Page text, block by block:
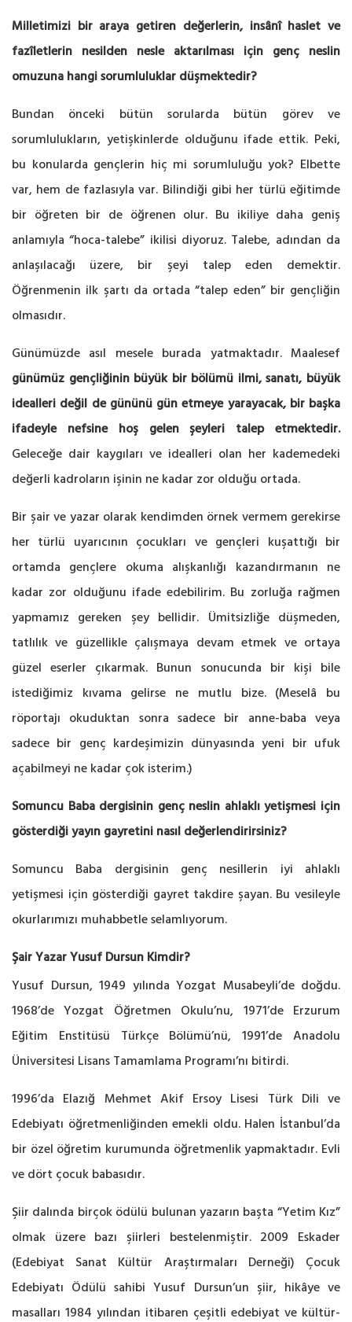
Milletimizi bir araya getiren değerlerin, insânî haslet ve
fazîletlerin nesilden nesle aktarılması için genç neslin
omuzuna hangi sorumluluklar düşmektedir?
Bundan önceki bütün sorularda bütün görev ve
sorumlulukların, yetişkinlerde olduğunu ifade ettik. Peki,
bu konularda gençlerin hiç mi sorumluluğu yok? Elbette
var, hem de fazlasıyla var. Bilindiği gibi her türlü eğitimde
bir öğreten bir de öğrenen olur. Bu ikiliye daha geniş
anlamıyla “hoca-talebe” ikilisi diyoruz. Talebe, adından da
anlaşılacağı üzere, bir şeyi talep eden demektir.
Öğrenmenin ilk şartı da ortada “talep eden” bir gençliğin
olmasıdır.
Günümüzde asıl mesele burada yatmaktadır. Maalesef
günümüz gençliğinin büyük bir bölümü ilmi, sanatı, büyük
idealleri değil de gününü gün etmeye yarayacak, bir başka
ifadeyle nefsine hoş gelen şeyleri talep etmektedir.
Geleceğe dair kaygıları ve idealleri olan her kademedeki
değerli kadroların işinin ne kadar zor olduğu ortada.
Bir şair ve yazar olarak kendimden örnek vermem gerekirse
her türlü uyarıcının çocukları ve gençleri kuşattığı bir
ortamda gençlere okuma alışkanlığı kazandırmanın ne
kadar zor olduğunu ifade edebilirim. Bu zorluğa rağmen
yapmamız gereken şey bellidir. Ümitsizliğe düşmeden,
tatlılık ve güzellikle çalışmaya devam etmek ve ortaya
güzel eserler çıkarmak. Bunun sonucunda bir kişi bile
istediğimiz kıvama gelirse ne mutlu bize. (Meselâ bu
röportajı okuduktan sonra sadece bir anne-baba veya
sadece bir genç kardeşimizin dünyasında yeni bir ufuk
açabilmeyi ne kadar çok isterim.)
Somuncu Baba dergisinin genç neslin ahlaklı yetişmesi için
gösterdiği yayın gayretini nasıl değerlendirirsiniz?
Somuncu Baba dergisinin genç nesillerin iyi ahlaklı
yetişmesi için gösterdiği gayret takdire şayan. Bu vesileyle
okurlarımızı muhabbetle selamlıyorum.
Şair Yazar Yusuf Dursun Kimdir?
Yusuf Dursun, 1949 yılında Yozgat Musabeyli’de doğdu.
1968’de Yozgat Öğretmen Okulu’nu, 1971’de Erzurum
Eğitim Enstitüsü Türkçe Bölümü’nü, 1991’de Anadolu
Üniversitesi Lisans Tamamlama Programı’nı bitirdi.
1996’da Elazığ Mehmet Akif Ersoy Lisesi Türk Dili ve
Edebiyatı öğretmenliğinden emekli oldu. Halen İstanbul’da
bir özel öğretim kurumunda öğretmenlik yapmaktadır. Evli
ve dört çocuk babasıdır.
Şiir dalında birçok ödülü bulunan yazarın başta “Yetim Kız”
olmak üzere bazı şiirleri bestelenmiştir. 2009 Eskader
(Edebiyat Sanat Kültür Araştırmaları Derneği) Çocuk
Edebiyatı Ödülü sahibi Yusuf Dursun’un şiir, hikâye ve
masalları 1984 yılından itibaren çeşitli edebiyat ve kültür-